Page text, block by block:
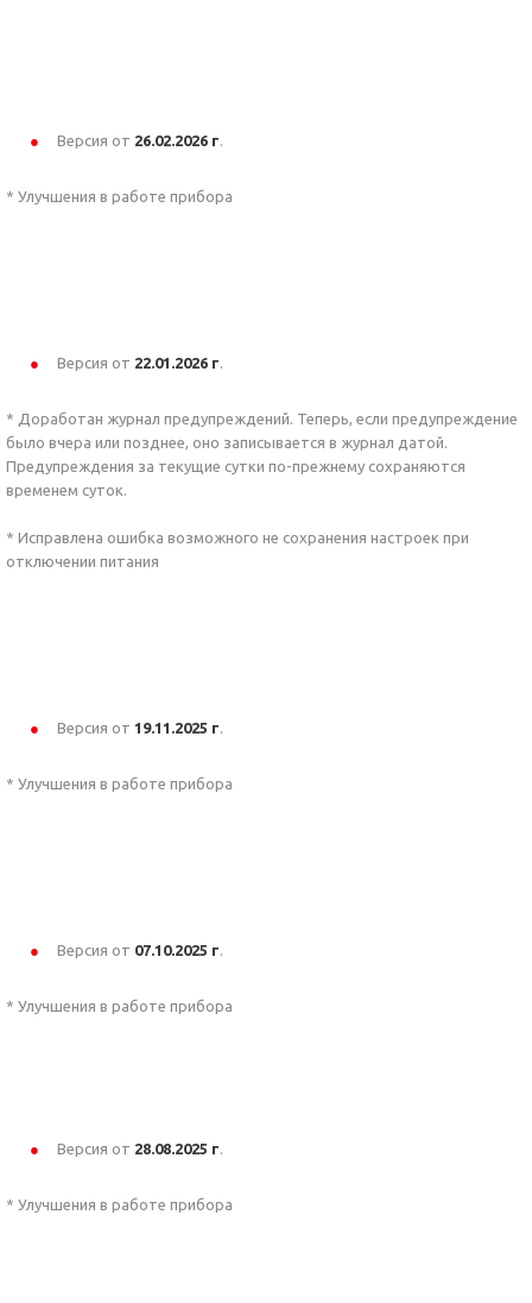
Версия от 26.02.2026 г.
* Улучшения в работе прибора
Версия от 22.01 .2026 г.
* Доработан журнал предупреждений. Теперь, если предупреждение
было вчера или позднее, оно записывается в журнал датой.
Предупреждения за текущие сутки по-прежнему сохраняются
временем суток.
* Исправлена ошибка возможного не сохранения настроек при
отключении питания
Версия от 19.11 .2025 г.
* Улучшения в работе прибора
Версия от 07.10.2025 г.
* Улучшения в работе прибора
Версия от 28.08.2025 г.
* Улучшения в работе прибора